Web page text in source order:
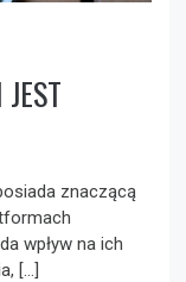
znaczącą
wpływ na ich
[…]